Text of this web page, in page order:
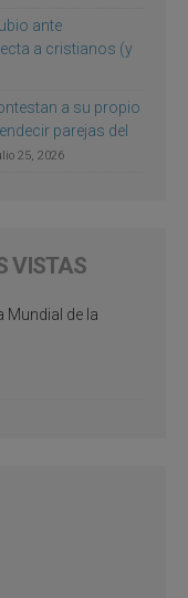
ante
a cristianos (y
a su propio
parejas del
25, 2026
VISTAS
Mundial de la